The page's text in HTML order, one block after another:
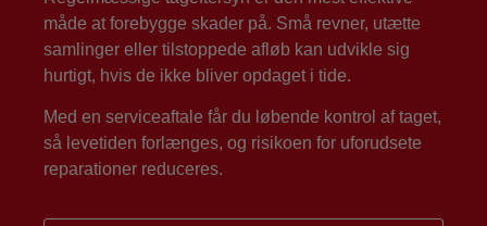
måde at forebygge skader på. Små revner, utætte
samlinger eller tilstoppede afløb kan udvikle sig
hurtigt, hvis de ikke bliver opdaget i tide.
Med en serviceaftale får du løbende kontrol af taget,
så levetiden forlænges, og risikoen for uforudsete
reparationer reduceres.